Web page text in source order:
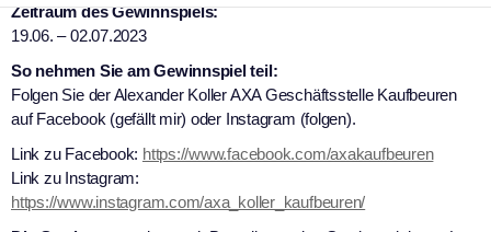
Zeitraum des Gewinnspiels:
19.06. – 02.07.2023
So nehmen Sie am Gewinnspiel teil:
Folgen Sie der Alexander Koller AXA Geschäftsstelle Kaufbeuren
auf Facebook (gefällt mir) oder Instagram (folgen).
Link zu Facebook: https://www.facebook.com/axakaufbeuren
Link zu Instagram:
https://www.instagram.com/axa_koller_kaufbeuren/